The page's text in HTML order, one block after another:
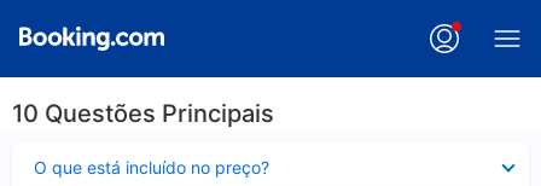
10 Questões Principais
O que está incluído no preço?
fechado